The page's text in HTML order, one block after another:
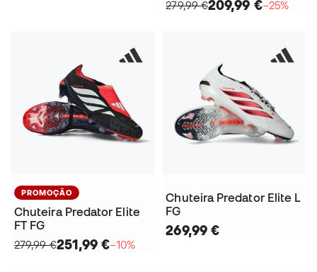
279,99 €209,99 €−25%
PROMOÇÃO
Chuteira Predator Elite
FT FG
279,99 €251,99 €−10%
Chuteira Predator Elite L
FG
269,99 €